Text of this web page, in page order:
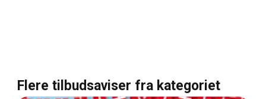
Flere tilbudsaviser fra kategoriet